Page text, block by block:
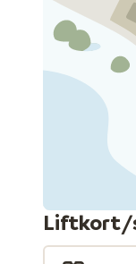
Liftkort/